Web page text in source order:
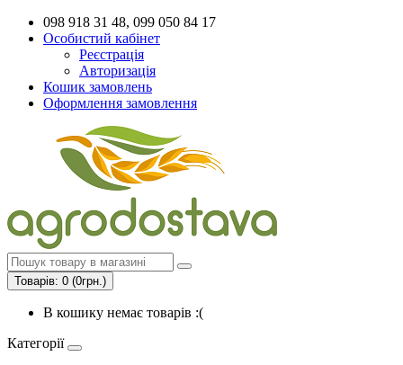
098 918 31 48, 099 050 84 17
Особистий кабінет
Реєстрація
Авторизація
Кошик замовлень
Оформлення замовлення
Товарів: 0 (0грн.)
В кошику немає товарів :(
Категорії